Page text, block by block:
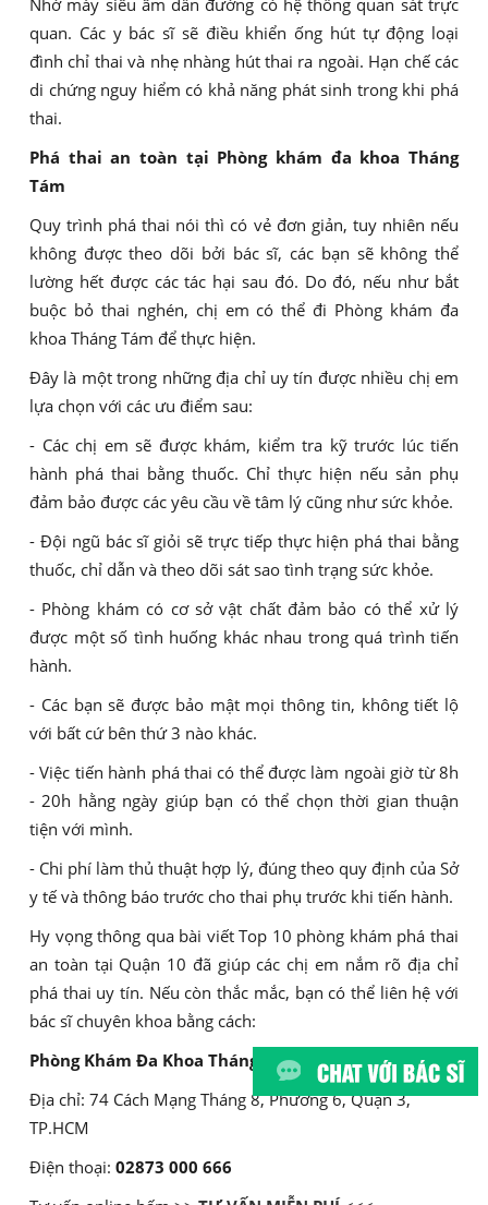
Nhờ máy siêu âm dẫn đường có hệ thống quan sát trực
quan. Các y bác sĩ sẽ điều khiển ống hút tự động loại
đình chỉ thai và nhẹ nhàng hút thai ra ngoài. Hạn chế các
di chứng nguy hiểm có khả năng phát sinh trong khi phá
thai.
Phá thai an toàn tại Phòng khám đa khoa Tháng
Tám
Quy trình phá thai nói thì có vẻ đơn giản, tuy nhiên nếu
không được theo dõi bởi bác sĩ, các bạn sẽ không thể
lường hết được các tác hại sau đó. Do đó, nếu như bắt
buộc bỏ thai nghén, chị em có thể đi Phòng khám đa
khoa Tháng Tám để thực hiện.
Đây là một trong những địa chỉ uy tín được nhiều chị em
lựa chọn với các ưu điểm sau:
- Các chị em sẽ được khám, kiểm tra kỹ trước lúc tiến
hành phá thai bằng thuốc. Chỉ thực hiện nếu sản phụ
đảm bảo được các yêu cầu về tâm lý cũng như sức khỏe.
- Đội ngũ bác sĩ giỏi sẽ trực tiếp thực hiện phá thai bằng
thuốc, chỉ dẫn và theo dõi sát sao tình trạng sức khỏe.
- Phòng khám có cơ sở vật chất đảm bảo có thể xử lý
được một số tình huống khác nhau trong quá trình tiến
hành.
- Các bạn sẽ được bảo mật mọi thông tin, không tiết lộ
với bất cứ bên thứ 3 nào khác.
- Việc tiến hành phá thai có thể được làm ngoài giờ từ 8h
- 20h hằng ngày giúp bạn có thể chọn thời gian thuận
tiện với mình.
- Chi phí làm thủ thuật hợp lý, đúng theo quy định của Sở
y tế và thông báo trước cho thai phụ trước khi tiến hành.
Hy vọng thông qua bài viết Top 10 phòng khám phá thai
an toàn tại Quận 10 đã giúp các chị em nắm rõ địa chỉ
phá thai uy tín. Nếu còn thắc mắc, bạn có thể liên hệ với
bác sĩ chuyên khoa bằng cách:
Phòng Khám Đa Khoa Tháng Tám
Địa chỉ: 74 Cách Mạng Tháng 8, Phường 6, Quận 3,
TP.HCM
Điện thoại: 02873 000 666